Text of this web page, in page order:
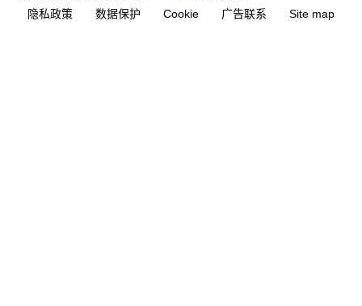
隐私政策
数据保护 Cookie 广告联系 Site map